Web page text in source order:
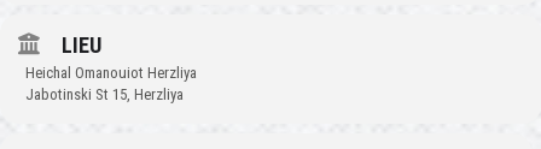
LIEU
Heichal Omanouiot Herzliya
Jabotinski St 15, Herzliya